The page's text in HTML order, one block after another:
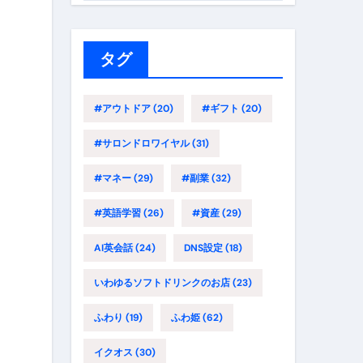
タグ
#アウトドア(20) #ギフト (20)
#サロンドロワイヤル(31)
#マネー(29) #副業(32)
#英語学習(26) #資産(29)
AI英会話(24) DNS設定(18)
いわゆるソフトドリンクのお店(23)
ふわり (19) ふわ姫(62)
イクオス (30)